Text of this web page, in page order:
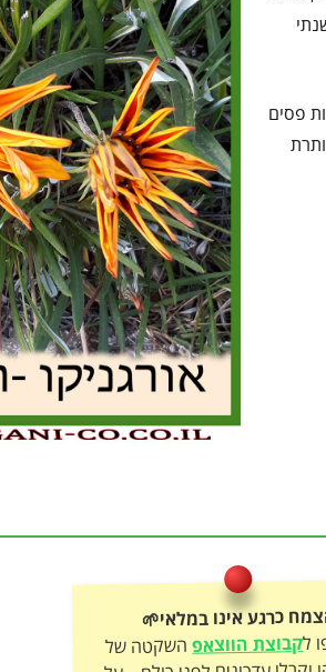
פסים
יש יותר מ-10 עלי כותרת
כרגע אינו במלאי🌱
לקבוצת הווצאפהשקטה של
אורגניקו וקבלו עדכונים לפני כולם – על